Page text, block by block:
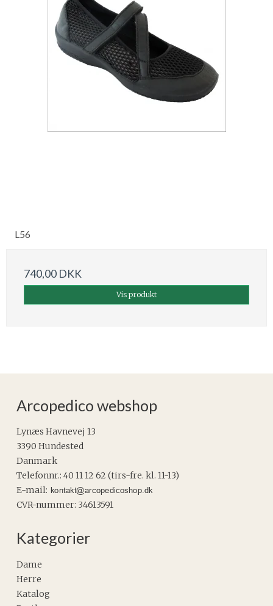
L56
740,00 DKK
Vis produkt
Arcopedico webshop
Lynæs Havnevej 13
3390 Hundested
Danmark
Telefonnr.: 40 11 12 62 (tirs-fre. kl. 11-13)
E-mail:
CVR-nummer: 34613591
Kategorier
Dame
Herre
Katalog